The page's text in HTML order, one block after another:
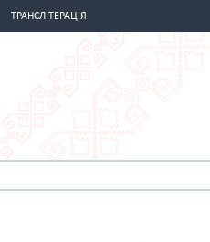
ТРАНСЛІТЕРАЦІЯ